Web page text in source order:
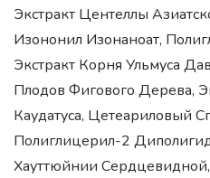
Экстракт Центеллы
Изононил Изонаноат,
Экстракт Корня Ульмуса
Плодов Фигового Дерева,
Каудатуса, Цетеариловый
Полиглицерил-2
Хауттюйнии Сердцевидной,